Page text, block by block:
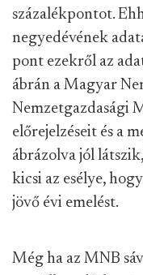
százalékpontot.
negyedévének
pont ezekről az
ábrán a Magyar
Nemzetgazdasági
előrejelzéseit és a
ábrázolva jól
kicsi az esélye,
jövő évi emelést.
Még ha az MNB